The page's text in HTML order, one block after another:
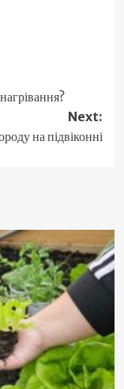
Next:
на підвіконні